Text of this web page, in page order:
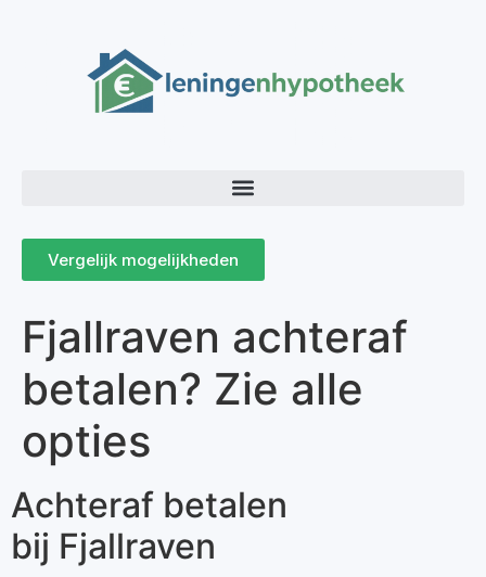
Vergelijk mogelijkheden
Fjallraven achteraf
betalen? Zie alle
opties
Achteraf betalen
bij Fjallraven